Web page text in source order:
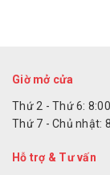
Giờ mở cửa
Thứ 2 - Thứ 6:
Thứ 7 - Chủ nhật:
Hỗ trợ & Tư vấn